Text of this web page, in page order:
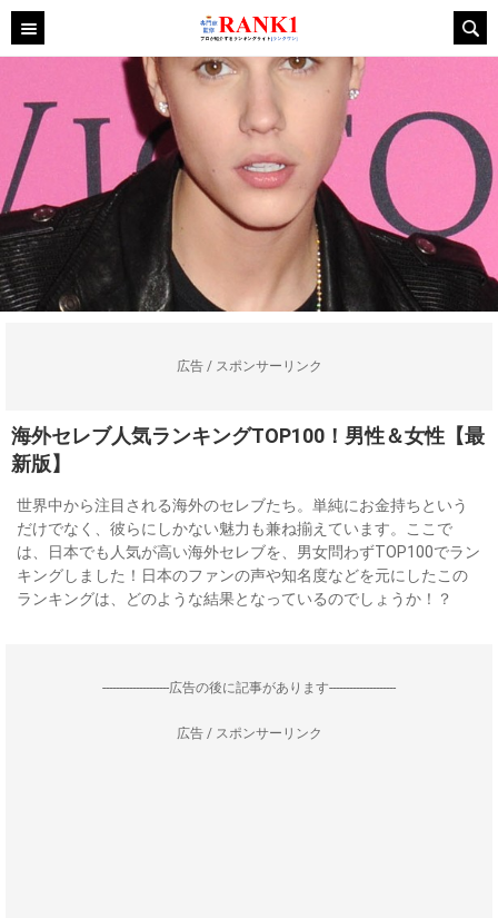
広告 / スポンサーリンク
海外セレブ人気ランキングTOP100！男性＆女性【最
新版】
世界中から注目される海外のセレブたち。単純にお金持ちという
だけでなく、彼らにしかない魅力も兼ね揃えています。ここで
は、日本でも人気が高い海外セレブを、男女問わずTOP100でラン
キングしました！日本のファンの声や知名度などを元にしたこの
ランキングは、どのような結果となっているのでしょうか！？
--------------------広告の後に記事があります--------------------
広告 / スポンサーリンク